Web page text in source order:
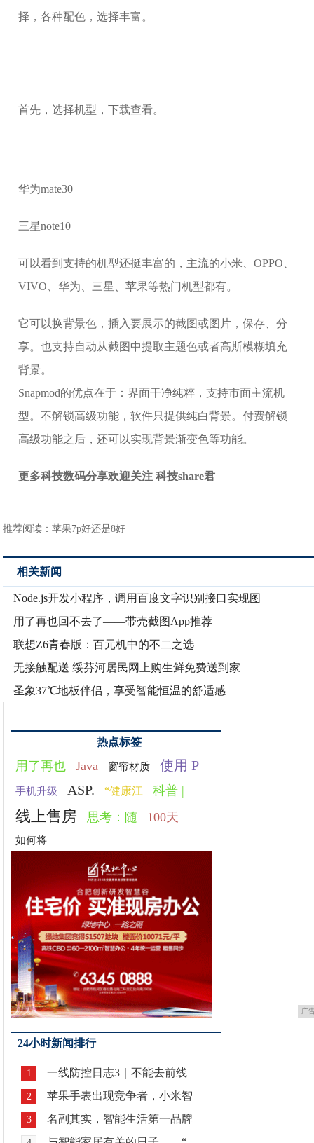
择，各种配色，选择丰富。
首先，选择机型，下载查看。
华为mate30
三星note10
可以看到支持的机型还挺丰富的，主流的小米、OPPO、
VIVO、华为、三星、苹果等热门机型都有。
它可以换背景色，插入要展示的截图或图片，保存、分
享。也支持自动从截图中提取主题色或者高斯模糊填充
背景。
Snapmod的优点在于：界面干净纯粹，支持市面主流机
型。不解锁高级功能，软件只提供纯白背景。付费解锁
高级功能之后，还可以实现背景渐变色等功能。
更多科技数码分享欢迎关注 科技share君
推荐阅读：苹果7p好还是8好
相关新闻
Node.js开发小程序，调用百度文字识别接口实现图
用了再也回不去了——带壳截图App推荐
联想Z6青春版：百元机中的不二之选
无接触配送 绥芬河居民网上购生鲜免费送到家
圣象37℃地板伴侣，享受智能恒温的舒适感
热点标签
用了再也 Java 窗帘材质 使用 P
手机升级 ASP. “健康江 科普 |
线上售房 思考：随 100天
如何将
广
24小时新闻排行
1 一线防控日志3｜不能去前线
2 苹果手表出现竞争者，小米智
3 名副其实，智能生活第一品牌